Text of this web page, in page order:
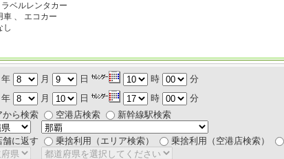
ベルレンタカー
車 、 エコカー
し
年 月 日 時
分
年 月 日 時
分
から検索 空港店検索 新幹線駅検索
舗に返す 乗捨利用（エリア検索） 乗捨利用（空港店検索）